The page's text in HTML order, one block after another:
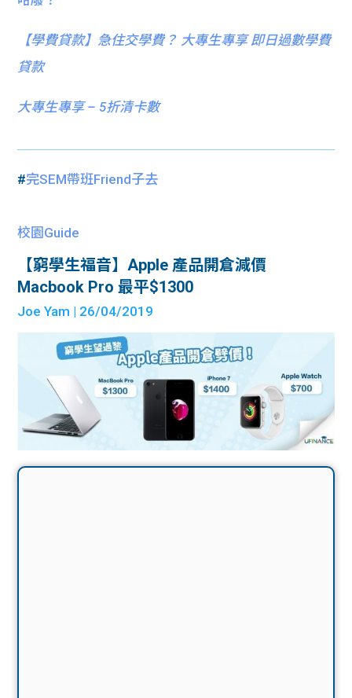
【學費貸款】急住交學費？ 大專生專享 即日過數學費
貸款
大專生專享 – 5折清卡數
#完SEM帶班Friend子去
校園Guide
【窮學生福音】Apple 產品開倉減價
Macbook Pro 最平$1300
Joe Yam | 26/04/2019